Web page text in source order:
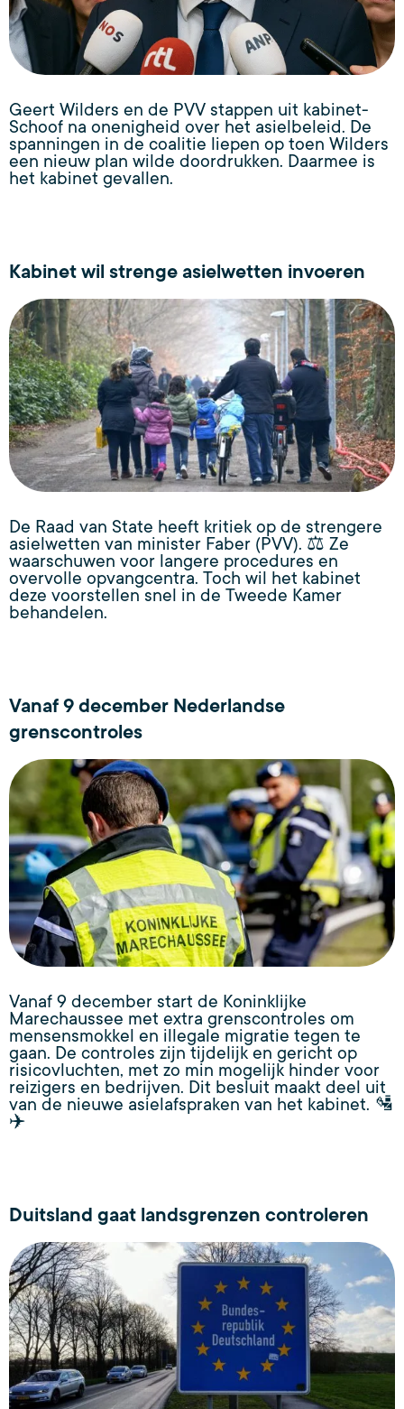
Geert Wilders en de PVV stappen uit kabinet-
Schoof na onenigheid over het asielbeleid. De
spanningen in de coalitie liepen op toen Wilders
een nieuw plan wilde doordrukken. Daarmee is
het kabinet gevallen.
Kabinet wil strenge asielwetten invoeren
De Raad van State heeft kritiek op de strengere
asielwetten van minister Faber (PVV). ⚖️ Ze
waarschuwen voor langere procedures en
overvolle opvangcentra. Toch wil het kabinet
deze voorstellen snel in de Tweede Kamer
behandelen.
Vanaf 9 december Nederlandse
grenscontroles
Vanaf 9 december start de Koninklijke
Marechaussee met extra grenscontroles om
mensensmokkel en illegale migratie tegen te
gaan. De controles zijn tijdelijk en gericht op
risicovluchten, met zo min mogelijk hinder voor
reizigers en bedrijven. Dit besluit maakt deel uit
van de nieuwe asielafspraken van het kabinet. 🛂
✈️
Duitsland gaat landsgrenzen controleren